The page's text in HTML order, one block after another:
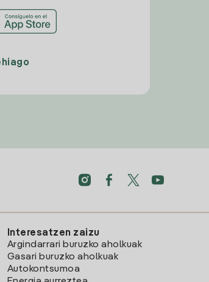
Interesatzen zaizu
Argindarrari buruzko aholkuak
Gasari buruzko aholkuak
Autokontsumoa